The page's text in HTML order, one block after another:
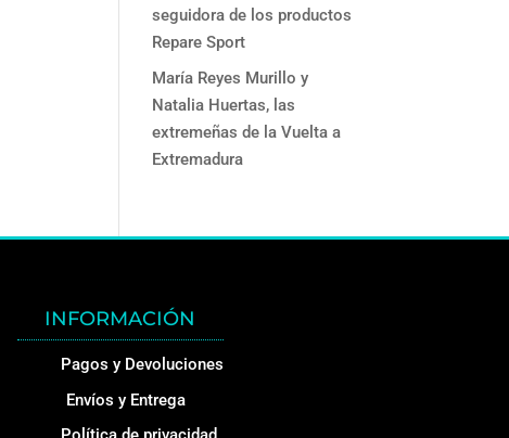
seguidora de los productos
Repare Sport
María Reyes Murillo y
Natalia Huertas, las
extremeñas de la Vuelta a
Extremadura
INFORMACIÓN
Pagos y Devoluciones
Envíos y Entrega